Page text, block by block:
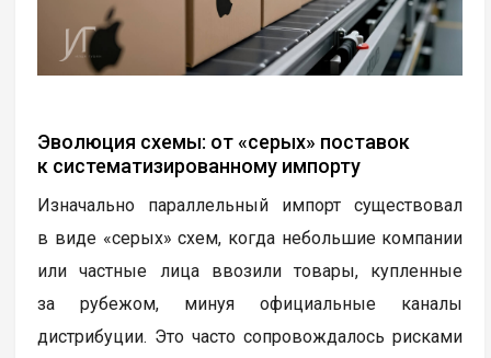
Эволюция схемы: от «серых» поставок
к систематизированному импорту
Изначально параллельный импорт существовал
в виде «серых» схем, когда небольшие компании
или частные лица ввозили товары, купленные
за рубежом, минуя официальные каналы
дистрибуции. Это часто сопровождалось рисками